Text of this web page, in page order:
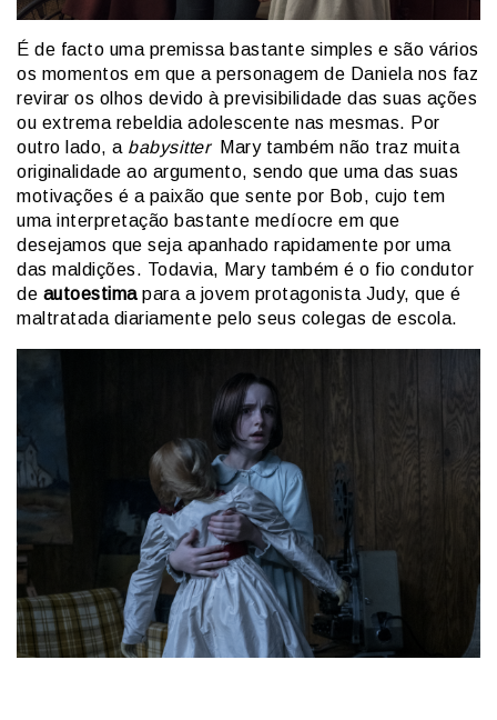
É de facto uma premissa bastante simples e são vários
os momentos em que a personagem de Daniela nos faz
revirar os olhos devido à previsibilidade das suas ações
ou extrema rebeldia adolescente nas mesmas. Por
outro lado, a babysitterMary também não traz muita
originalidade ao argumento, sendo que uma das suas
motivações é a paixão que sente por Bob, cujo tem
uma interpretação bastante medíocre em que
desejamos que seja apanhado rapidamente por uma
das maldições. Todavia, Mary também é o fio condutor
de autoestimapara a jovem protagonista Judy, que é
maltratada diariamente pelo seus colegas de escola.